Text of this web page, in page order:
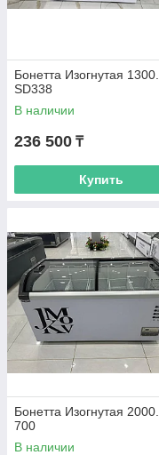
Бонетта Изогнутая 1300.
SD338
В наличии
236 500 ₸
Купить
Бонетта Изогнутая
700
В наличии